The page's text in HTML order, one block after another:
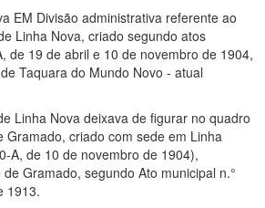
EM Divisão administrativa referente ao
Linha Nova, criado segundo atos
de 19 de abril e 10 de novembro de 1904,
Taquara do Mundo Novo - atual
Linha Nova deixava de figurar no quadro
Gramado, criado com sede em Linha
A, de 10 de novembro de 1904),
Gramado, segundo Ato municipal n.°
1913.